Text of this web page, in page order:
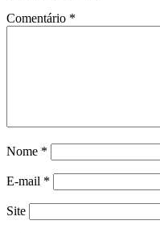
Comentário *
Nome *
E-mail *
Site